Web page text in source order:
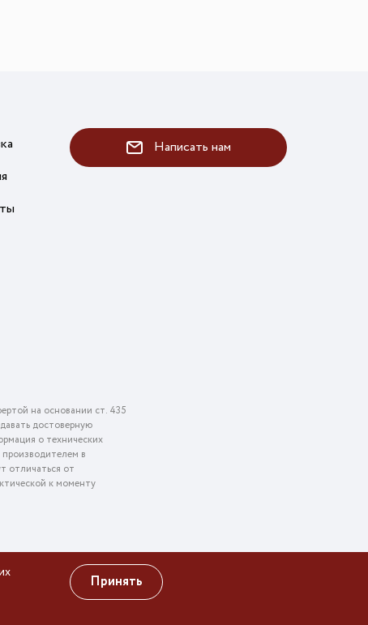
Принять
Написать нам
на основании ст. 435
достоверную
о технических
производителем в
отличаться от
к моменту